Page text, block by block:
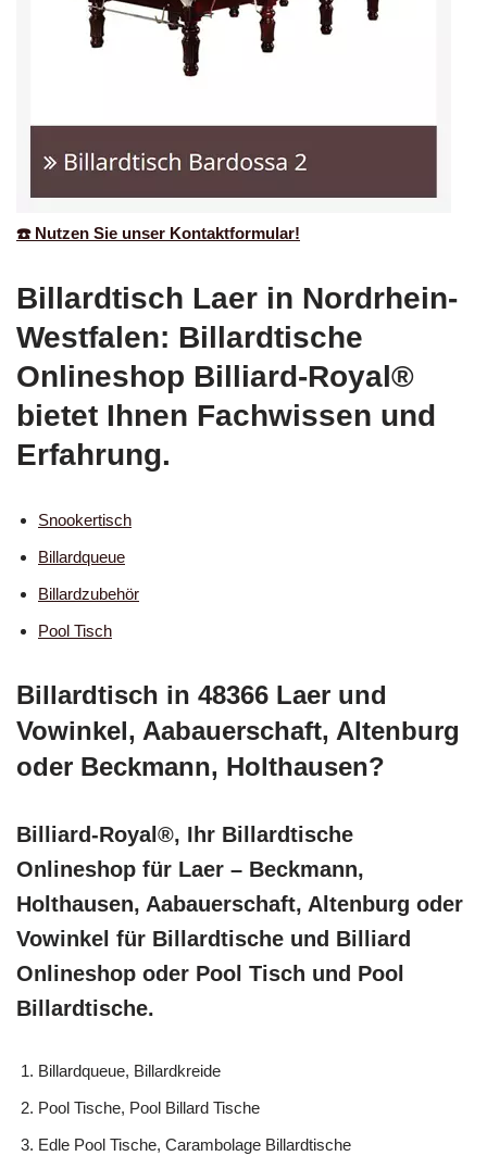
☎️ Nutzen Sie unser Kontaktformular!
Billardtisch Laer in Nordrhein-
Westfalen: Billardtische
Onlineshop Billiard-Royal®
bietet Ihnen Fachwissen und
Erfahrung.
Snookertisch
Billardqueue
Billardzubehör
Pool Tisch
Billardtisch in 48366 Laer und
Vowinkel, Aabauerschaft, Altenburg
oder Beckmann, Holthausen?
Billiard-Royal®, Ihr Billardtische
Onlineshop für Laer – Beckmann,
Holthausen, Aabauerschaft, Altenburg oder
Vowinkel für Billardtische und Billiard
Onlineshop oder Pool Tisch und Pool
Billardtische.
Billardqueue, Billardkreide
Pool Tische, Pool Billard Tische
Edle Pool Tische, Carambolage Billardtische